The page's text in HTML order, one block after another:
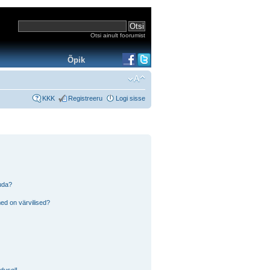
Otsi ainult foorumist
Õpik
KKK Registreeru Logi sisse
on värvilised?